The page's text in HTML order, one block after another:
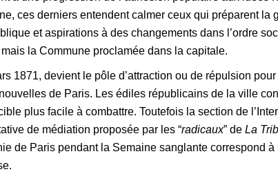
ces derniers entendent calmer ceux qui préparent
et aspirations à des changements dans l’ordre
la Commune proclamée dans la capitale.
1871, devient le pôle d’attraction ou de répulsion
de Paris. Les édiles républicains de la ville
plus facile à combattre. Toutefois la section de
de médiation proposée par les “radicaux” de La
de Paris pendant la Semaine sanglante correspond